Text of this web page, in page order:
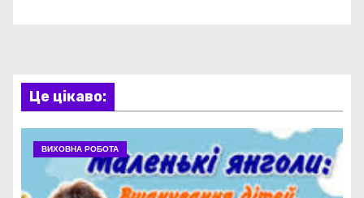
Це цікаво:
ВИХОВНА РОБОТА